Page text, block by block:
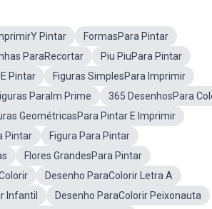
Pintar
FormasPara Pintar
ParaRecortar
Piu PiuPara Pintar
Pintar
Figuras SimplesPara Imprimir
ParaIm Prime
365 DesenhosPara
GeométricasPara Pintar E Imprimir
Pintar
Figura Para Pintar
Flores GrandesPara Pintar
Desenho ParaColorir Letra A
Infantil
Desenho ParaColorir Peixonauta